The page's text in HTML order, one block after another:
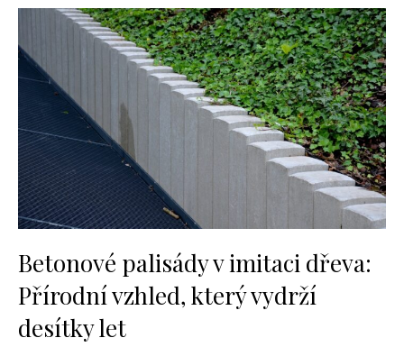
Betonové palisády v imitaci dřeva:
Přírodní vzhled, který vydrží
desítky let